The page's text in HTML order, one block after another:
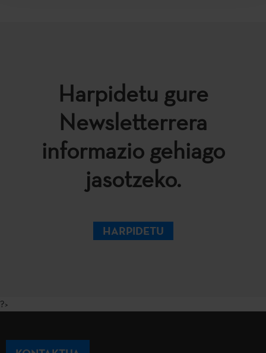
Harpidetu gure
Newsletterrera
informazio gehiago
jasotzeko.
HARPIDETU
?>